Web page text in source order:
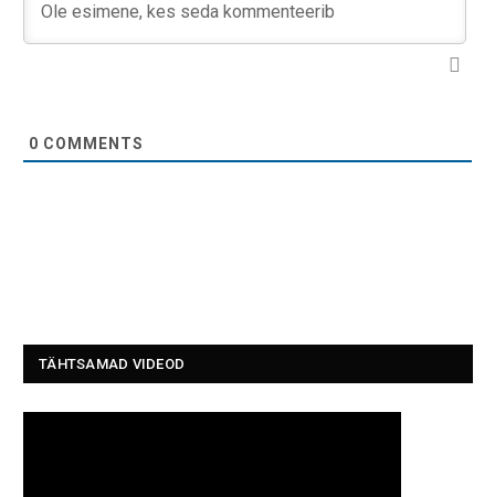
0 COMMENTS
TÄHTSAMAD VIDEOD